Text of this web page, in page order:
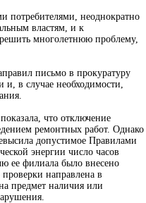
потребителями, неоднократно
властям, и к
многолетнюю проблему,
письмо в прокуратуру
и, в случае необходимости,
что отключение
ремонтных работ. Однако
допустимое Правилами
энергии число часов
ее филиала было внесено
направлена в
предмет наличия или